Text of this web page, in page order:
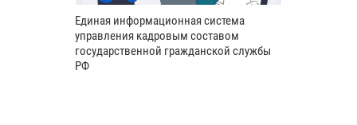
Единая информационная система
управления кадровым составом
государственной гражданской службы
РФ